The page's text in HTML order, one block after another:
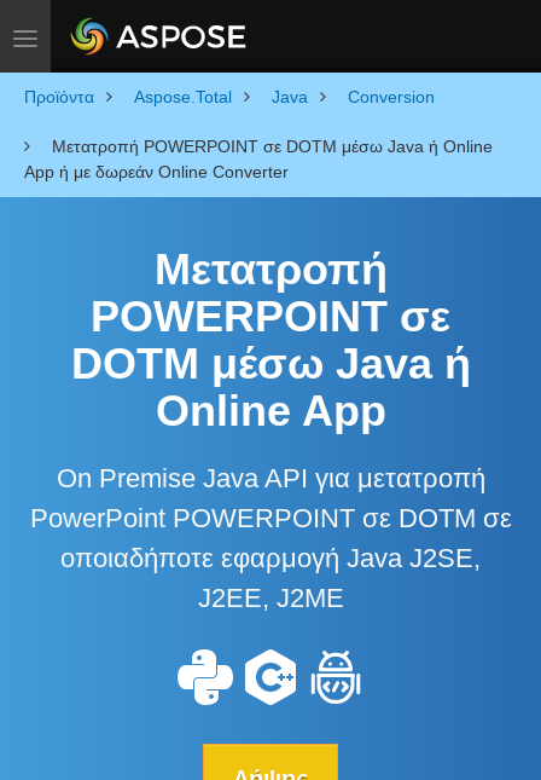
Toggle navigation
Προϊόντα Aspose.Total Java Conversion
Μετατροπή POWERPOINT σε DOTM μέσω Java ή Online
App ή με δωρεάν Online Converter
Μετατροπή
POWERPOINT σε
DOTM μέσω Java ή
Online App
On Premise Java API για μετατροπή
PowerPoint POWERPOINT σε DOTM σε
οποιαδήποτε εφαρμογή Java J2SE,
J2EE, J2ME